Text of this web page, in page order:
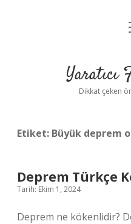
Yaratıcı
Dikkat çeken
Etiket: Büyük deprem
Deprem Türkçe
Tarih: Ekim 1, 2024
Deprem ne kökenlidir?